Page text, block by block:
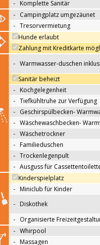
- Komplette Sanitär
- Campingplatz umgezäunet
- Tresorvermietung
Hunde erlaubt
Zahlung mit Kreditkarte
- Warmwasser-duschen
Sanitär beheizt
- Kochgelegenheit
- Tiefkühltruhe zur Verfügung
- Geschirspülbecken-
- Wäschewaschbecken-
- Wäschetrockner
- Familieduschen
- Trockenlegenpult
- Ausguss für
Kinderspielplatz
- Miniclub für Kinder
- Diskothek
- Organisierte
- Whirpool
- Massagen